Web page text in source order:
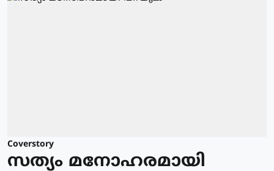
Coverstory
സത്യം മനോഹരമായി